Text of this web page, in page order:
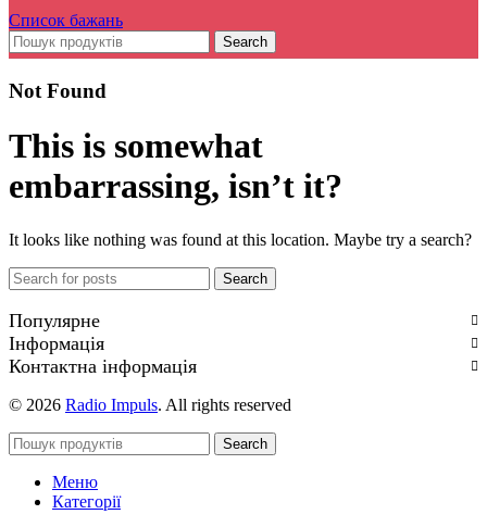
Список бажань
Search
Not Found
This is somewhat
embarrassing, isn’t it?
It looks like nothing was found at this location. Maybe try a search?
Search
Популярне
Інформація
Контактна інформація
© 2026 Radio Impuls. All rights reserved
Search
Меню
Категорії